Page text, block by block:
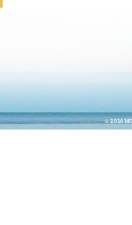
© 2026